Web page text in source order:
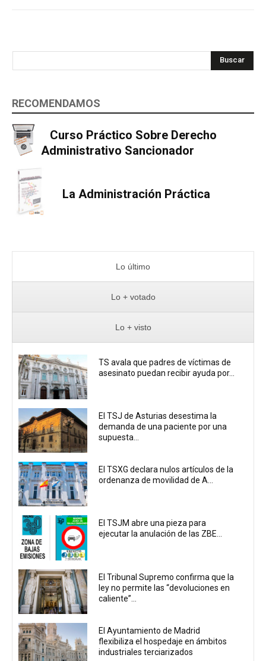
Buscar
RECOMENDAMOS
Curso Práctico Sobre Derecho
Administrativo Sancionador
La Administración Práctica
Lo último
Lo + votado
Lo + visto
TS avala que padres de víctimas de
asesinato puedan recibir ayuda por...
El TSJ de Asturias desestima la
demanda de una paciente por una
supuesta...
El TSXG declara nulos artículos de la
ordenanza de movilidad de A...
El TSJM abre una pieza para
ejecutar la anulación de las ZBE...
El Tribunal Supremo confirma que la
ley no permite las “devoluciones en
caliente”...
El Ayuntamiento de Madrid
flexibiliza el hospedaje en ámbitos
industriales terciarizados